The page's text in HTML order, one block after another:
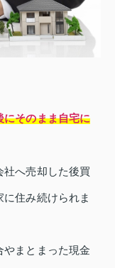
にそのまま自宅に
社へ売却した後買
住み続けられま
やまとまった現金